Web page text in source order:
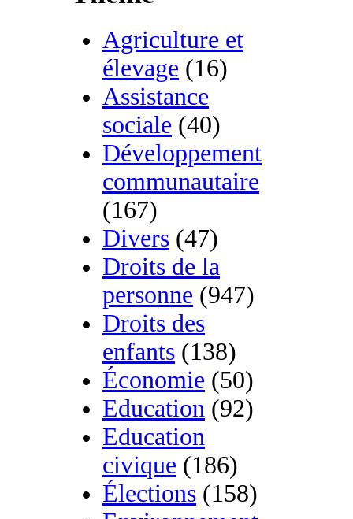
Agriculture et
élevage (16)
Assistance
sociale (40)
Développement
communautaire
(167)
Divers (47)
Droits de la
personne (947)
Droits des
enfants (138)
Économie (50)
Education (92)
Education
civique (186)
Élections (158)